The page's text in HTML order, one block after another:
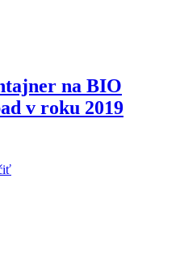
na BIO
v roku 2019